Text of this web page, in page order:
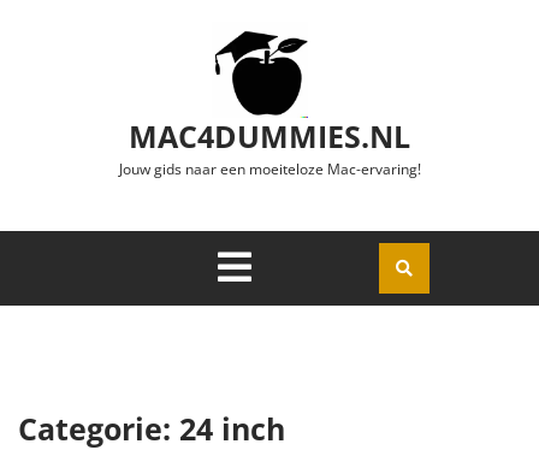
MAC4DUMMIES.NL
Jouw gids naar een moeiteloze Mac-ervaring!
Openen
Categorie: 24 inch